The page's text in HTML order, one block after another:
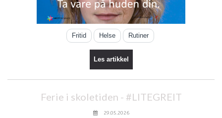
Fritid Helse Rutiner
Les artikkel
Ferie i skoletiden - #LITEGREIT
29.05.2026